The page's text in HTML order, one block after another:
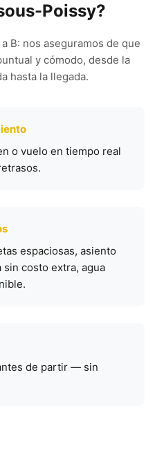
Poissy?
B: nos aseguramos de que
y cómodo, desde la
hasta la llegada.
o vuelo en tiempo real
espaciosas, asiento
sin costo extra, agua
de partir — sin